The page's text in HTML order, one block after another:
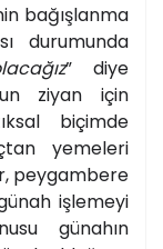
bağışlanma
durumunda
” diye
ziyan için
biçimde
yemeleri
peygambere
işlemeyi
günahın